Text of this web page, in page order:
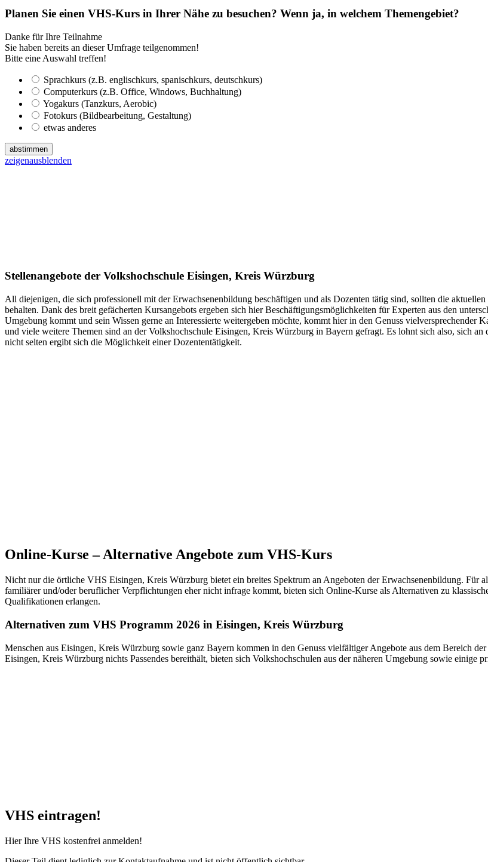
Planen Sie einen VHS-Kurs in Ihrer Nähe zu besuchen? Wenn ja, in welchem Themengebiet?
Danke für Ihre Teilnahme
Sie haben bereits an dieser Umfrage teilgenommen!
Bitte eine Auswahl treffen!
Sprachkurs (z.B. englischkurs, spanischkurs, deutschkurs)
Computerkurs (z.B. Office, Windows, Buchhaltung)
Yogakurs (Tanzkurs, Aerobic)
Fotokurs (Bildbearbeitung, Gestaltung)
etwas anderes
abstimmen
zeigenausblenden
Stellenangebote der Volkshochschule Eisingen, Kreis Würzburg
All diejenigen, die sich professionell mit der Erwachsenenbildung beschäftigen und als Dozenten tätig sind, sollten die
behalten. Dank des breit gefächerten Kursangebots ergeben sich hier Beschäftigungsmöglichkeiten für Experten aus den
Umgebung kommt und sein Wissen gerne an Interessierte weitergeben möchte, kommt hier in den Genuss vielversprechender
und viele weitere Themen sind an der Volkshochschule Eisingen, Kreis Würzburg in Bayern gefragt. Es lohnt sich also, sich
nicht selten ergibt sich die Möglichkeit einer Dozententätigkeit.
Online-Kurse – Alternative Angebote zum VHS-Kurs
Nicht nur die örtliche VHS Eisingen, Kreis Würzburg bietet ein breites Spektrum an Angeboten der Erwachsenenbildung. Für
familiärer und/oder beruflicher Verpflichtungen eher nicht infrage kommt, bieten sich Online-Kurse als Alternativen zu
Qualifikationen erlangen.
Alternativen zum VHS Programm 2026 in Eisingen, Kreis Würzburg
Menschen aus Eisingen, Kreis Würzburg sowie ganz Bayern kommen in den Genuss vielfältiger Angebote aus dem Bereich
Eisingen, Kreis Würzburg nichts Passendes bereithält, bieten sich Volkshochschulen aus der näheren Umgebung sowie einige
VHS eintragen!
Hier Ihre VHS kostenfrei anmelden!